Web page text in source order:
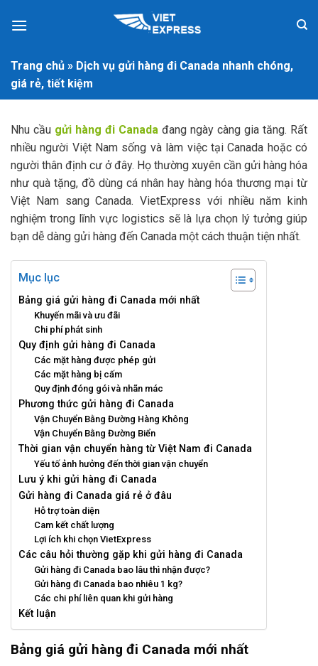
Trang chủ » Dịch vụ gửi hàng đi Canada nhanh chóng,
giá rẻ, tiết kiệm
Nhu cầu gửi hàng đi Canada đang ngày càng gia tăng. Rất
nhiều người Việt Nam sống và làm việc tại Canada hoặc có
người thân định cư ở đây. Họ thường xuyên cần gửi hàng hóa
như quà tặng, đồ dùng cá nhân hay hàng hóa thương mại từ
Việt Nam sang Canada. VietExpress với nhiều năm kinh
nghiệm trong lĩnh vực logistics sẽ là lựa chọn lý tưởng giúp
bạn dễ dàng gửi hàng đến Canada một cách thuận tiện nhất.
Mục lục
Bảng giá gửi hàng đi Canada mới nhất
Khuyến mãi và ưu đãi
Chi phí phát sinh
Quy định gửi hàng đi Canada
Các mặt hàng được phép gửi
Các mặt hàng bị cấm
Quy định đóng gói và nhãn mác
Phương thức gửi hàng đi Canada
Vận Chuyển Bằng Đường Hàng Không
Vận Chuyển Bằng Đường Biển
Thời gian vận chuyển hàng từ Việt Nam đi Canada
Yếu tố ảnh hưởng đến thời gian vận chuyển
Lưu ý khi gửi hàng đi Canada
Gửi hàng đi Canada giá rẻ ở đâu
Hỗ trợ toàn diện
Cam kết chất lượng
Lợi ích khi chọn VietExpress
Các câu hỏi thường gặp khi gửi hàng đi Canada
Gửi hàng đi Canada bao lâu thì nhận được?
Gửi hàng đi Canada bao nhiêu 1 kg?
Các chi phí liên quan khi gửi hàng
Kết luận
Bảng giá gửi hàng đi Canada mới nhất